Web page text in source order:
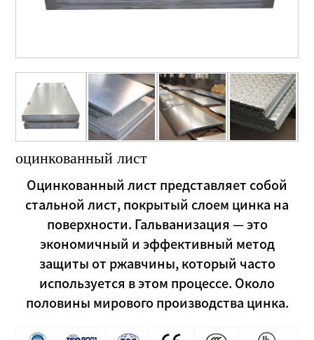
оцинкованный лист
Оцинкованный лист представляет собой
стальной лист, покрытый слоем цинка на
поверхности. Гальванизация — это
экономичный и эффективный метод
защиты от ржавчины, который часто
используется в этом процессе. Около
половины мирового производства цинка.